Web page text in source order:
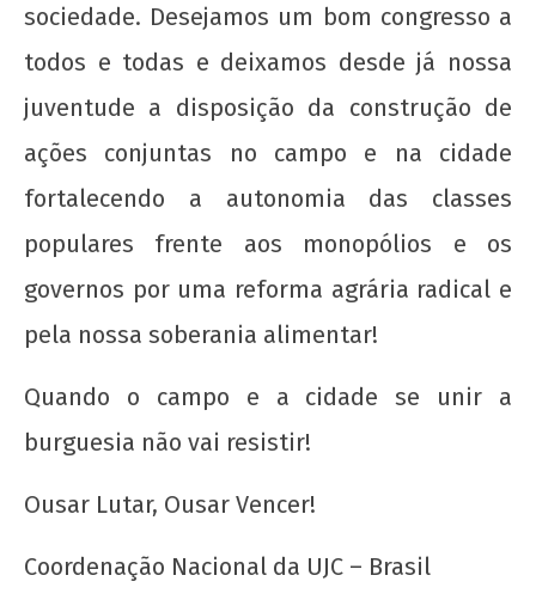
sociedade. Desejamos um bom congresso a
todos e todas e deixamos desde já nossa
juventude a disposição da construção de
ações conjuntas no campo e na cidade
fortalecendo a autonomia das classes
populares frente aos monopólios e os
governos por uma reforma agrária radical e
pela nossa soberania alimentar!
Quando o campo e a cidade se unir a
burguesia não vai resistir!
Ousar Lutar, Ousar Vencer!
Coordenação Nacional da UJC – Brasil